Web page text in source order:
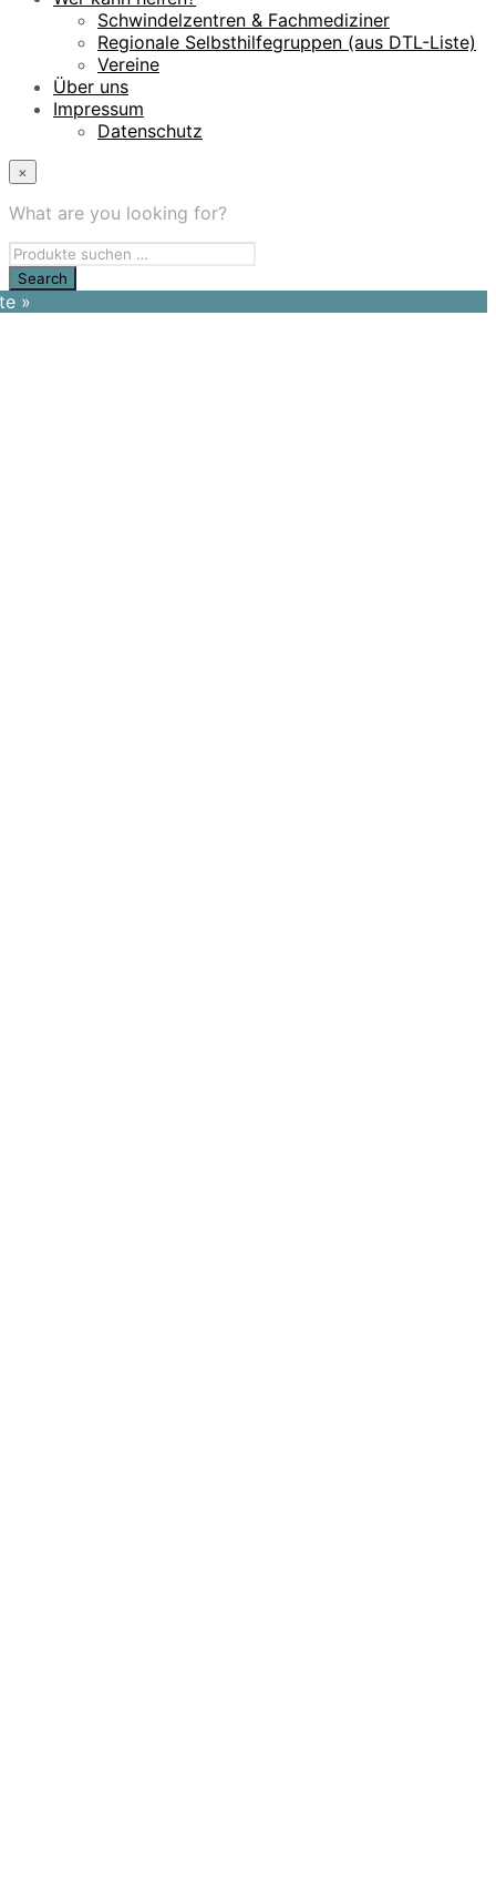
Schwindelzentren & Fachmediziner
Regionale Selbsthilfegruppen (aus DTL-Liste)
Vereine
Über uns
Impressum
Datenschutz
×
What are you looking for?
»